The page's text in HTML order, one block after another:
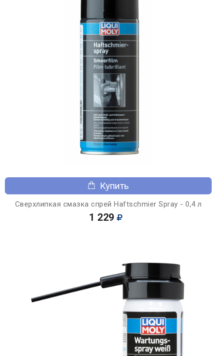
Купить
Сверхлипкая смазка спрей Haftschmier Spray - 0,4 л
1 229